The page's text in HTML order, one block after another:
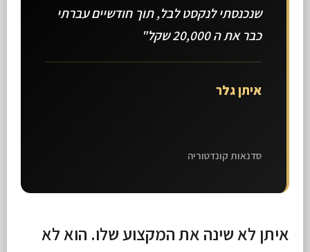
שנכנסתי לנקסט לבל, תוך חודשיים עברתי
כבר את ה 20,000 שקל"
איתן גלר
סדנאות קונדטוריה
איתן לא שינה את המקצוע שלו. הוא לא